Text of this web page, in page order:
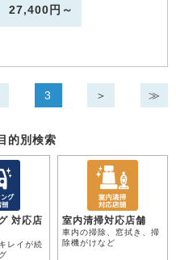
27,400円～
3 ＞ ≫
的別検索
対応店
レイが続
室内清掃対応店舗
車内の掃除、窓拭き、掃
除機がけなど